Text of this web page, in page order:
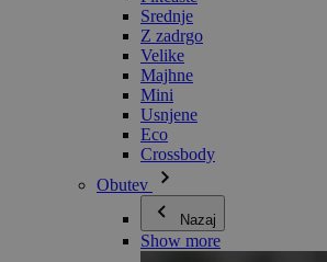
Srednje
Z zadrgo
Velike
Majhne
Mini
Usnjene
Eco
Crossbody
Obutev
Nazaj
Show more